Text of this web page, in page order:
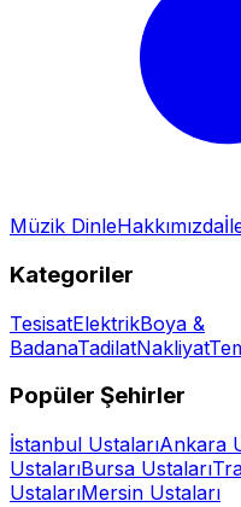
Müzik DinleHakkımızda
Kategoriler
TesisatElektrikBoya &
BadanaTadilatNakliyat
Popüler Şehirler
İstanbul UstalarıAnkara
UstalarıBursa Ustaları
UstalarıMersin Ustaları